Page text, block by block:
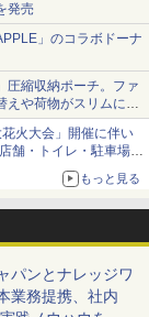
発売
」のコラボドーナ
圧縮収納ポーチ。ファ
えや荷物がスリムにま
火大会」開催に伴い
舗・トイレ・駐車場の
もっと見る
パンとナレッジワ
業務提携、社内